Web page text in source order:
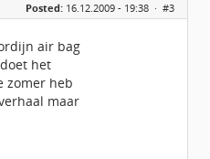
Posted: 16.12.2009 - 19:38 · #3
air bag
het
zomer heb
maar